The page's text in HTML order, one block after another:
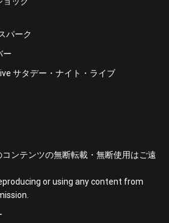
パーク
ー
サタデー・ナイト・ライブ
ンテンツの無断転載・無断使用はご遠
or using any content from